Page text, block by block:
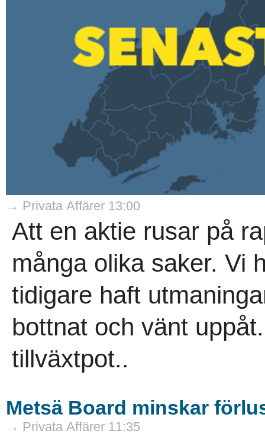
→ Privata Affärer 13:00
Att en aktie rusar på
många olika saker. Vi
tidigare haft
bottnat och vänt
tillväxtpot..
Metsä Board minskar
→ Privata Affärer 11:35